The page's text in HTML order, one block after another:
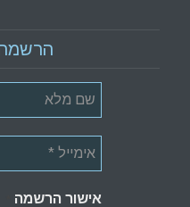
הרשמה
אישור הרשמה